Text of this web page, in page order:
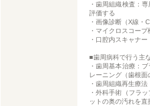
・歯周組織検査：
評価する
・画像診断（X線・
・マイクロスコー
・口腔内スキャナ
■歯周病科で行う主
・歯周基本治療：
レーニング（歯根
・歯周組織再生療
・外科手術（フラ
ットの奥の汚れを直